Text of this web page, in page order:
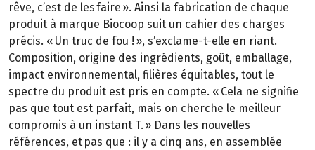
rêve, c’est de les faire ». Ainsi la fabrication de chaque
produit à marque Biocoop suit un cahier des charges
précis. « Un truc de fou ! », s’exclame-t-elle en riant.
Composition, origine des ingrédients, goût, emballage,
impact environnemental, filières équitables, tout le
spectre du produit est pris en compte. « Cela ne signifie
pas que tout est parfait, mais on cherche le meilleur
compromis à un instant T. » Dans les nouvelles
références, et pas que : il y a cinq ans, en assemblée